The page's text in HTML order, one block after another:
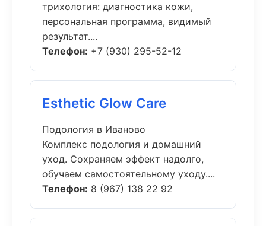
трихология: диагностика кожи,
персональная программа, видимый
результат....
Телефон: +7 (930) 295-52-12
Esthetic Glow Care
Подология в Иваново
Комплекс подология и домашний
уход. Сохраняем эффект надолго,
обучаем самостоятельному уходу....
Телефон: 8 (967) 138 22 92